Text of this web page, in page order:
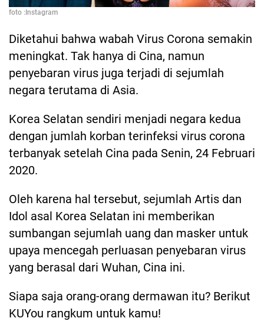
foto :Instagram
Diketahui bahwa wabah Virus Corona semakin
meningkat. Tak hanya di Cina, namun
penyebaran virus juga terjadi di sejumlah
negara terutama di Asia.
Korea Selatan sendiri menjadi negara kedua
dengan jumlah korban terinfeksi virus corona
terbanyak setelah Cina pada Senin, 24 Februari
2020.
Oleh karena hal tersebut, sejumlah Artis dan
Idol asal Korea Selatan ini memberikan
sumbangan sejumlah uang dan masker untuk
upaya mencegah perluasan penyebaran virus
yang berasal dari Wuhan, Cina ini.
Siapa saja orang-orang dermawan itu? Berikut
KUYou rangkum untuk kamu!